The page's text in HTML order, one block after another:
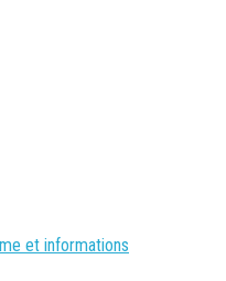
et informations